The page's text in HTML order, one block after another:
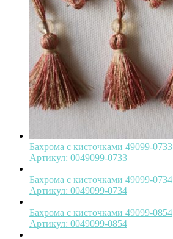
Бахрома с кисточками 49099-0733
Артикул: 0049099-0733
Бахрома с кисточками 49099-0734
Артикул: 0049099-0734
Бахрома с кисточками 49099-0854
Артикул: 0049099-0854